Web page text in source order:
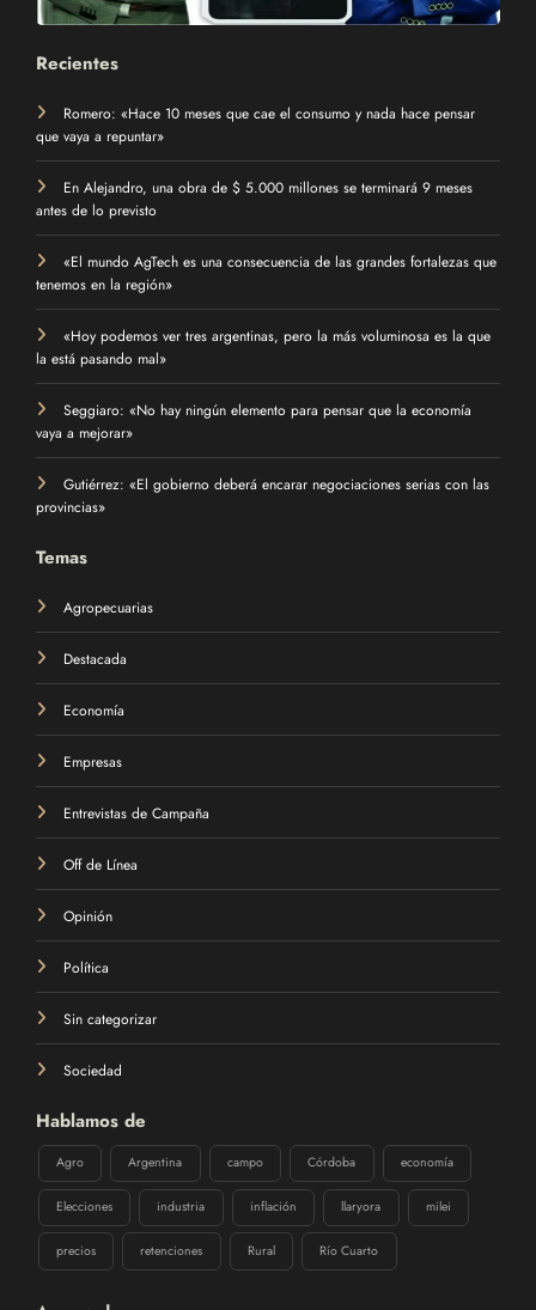
Recientes
Romero: «Hace 10 meses que cae el consumo y nada hace pensar
que vaya a repuntar»
En Alejandro, una obra de $ 5.000 millones se terminará 9 meses
antes de lo previsto
«El mundo AgTech es una consecuencia de las grandes fortalezas que
tenemos en la región»
«Hoy podemos ver tres argentinas, pero la más voluminosa es la que
la está pasando mal»
Seggiaro: «No hay ningún elemento para pensar que la economía
vaya a mejorar»
Gutiérrez: «El gobierno deberá encarar negociaciones serias con las
provincias»
Temas
Agropecuarias
Destacada
Economía
Empresas
Entrevistas de Campaña
Off de Línea
Opinión
Política
Sin categorizar
Sociedad
Hablamos de
Agro Argentina Córdoba economía
Elecciones industria inflación llaryora milei
precios retenciones Rural Río Cuarto